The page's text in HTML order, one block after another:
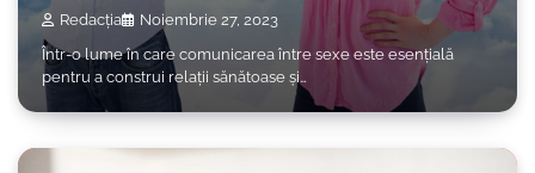
Redacția
Noiembrie 27, 2023
Într-o lume în care comunicarea între sexe este esențială
pentru a construi relații sănătoase și…